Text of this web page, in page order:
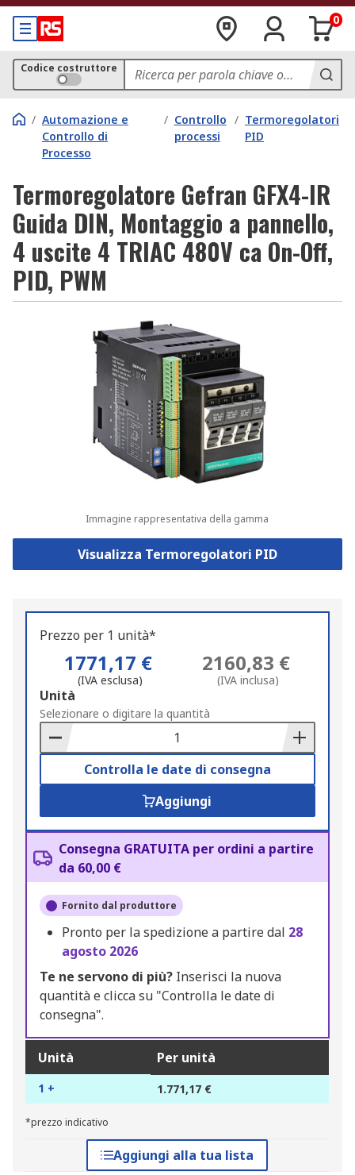
0
Codice costruttore
/ Automazione e
Controllo di
Processo
/ Controllo
processi
/ Termoregolatori
PID
Termoregolatore Gefran GFX4-IR
Guida DIN, Montaggio a pannello,
4 uscite 4 TRIAC 480V ca On-Off,
PID, PWM
Immagine rappresentativa della gamma
Visualizza Termoregolatori PID
Prezzo per 1 unità*
1771,17 €
(IVA esclusa)
2160,83 €
(IVA inclusa)
Add
to
Basket
Unità
Selezionare o digitare la quantità
Controlla le date di consegna
Aggiungi
Consegna GRATUITA per ordini a partire
da 60,00 €
Fornito dal produttore
Pronto per la spedizione a partire dal 28
agosto 2026
Te ne servono di più? Inserisci la nuova
quantità e clicca su "Controlla le date di
consegna".
Unità Per unità
1 + 1.771,17 €
*prezzo indicativo
Aggiungi alla tua lista